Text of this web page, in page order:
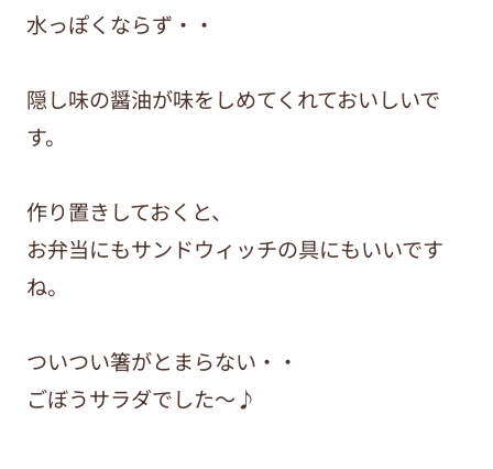
水っぽくならず・・
隠し味の醤油が味をしめてくれておいしいで
す。
作り置きしておくと、
お弁当にもサンドウィッチの具にもいいです
ね。
ついつい箸がとまらない・・
ごぼうサラダでした～♪